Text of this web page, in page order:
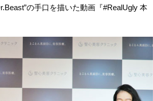
の手口を描いた動画『#RealUgly 本